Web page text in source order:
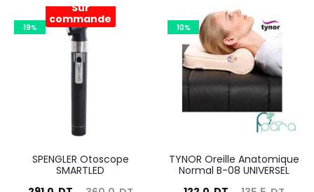
Sur
commande
19%
SPENGLER Otoscope
SMARTLED
10%
TYNOR Oreille Anatomique
Normal B-08 UNIVERSEL